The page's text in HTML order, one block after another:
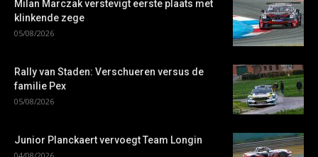
Milan Marczak verstevigt eerste plaats met
klinkende zege
05/08/2026
Rally van Staden: Verschueren versus de
familie Pex
05/08/2026
Junior Planckaert vervoegt Team Longin